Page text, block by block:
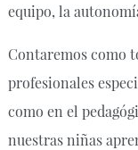
equipo, la
Contaremos como
profesionales
como en el
nuestras niñas